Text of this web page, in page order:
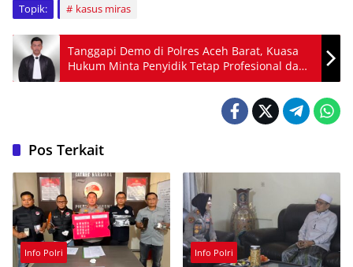
Topik: kasus miras
Tanggapi Demo di Polres Aceh Barat, Kuasa
Hukum Minta Penyidik Tetap Profesional dan
Objektif
Pos Terkait
Info Polri Info Polri